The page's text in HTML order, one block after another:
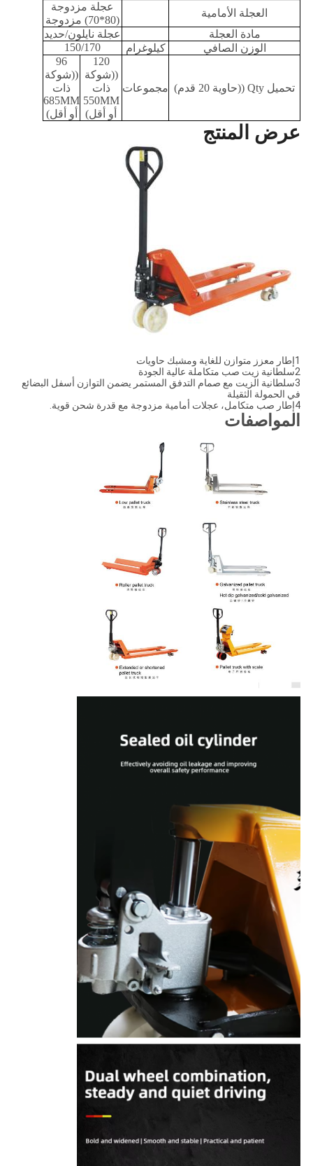
العجلة الأمامية
عجلة مزدوجة
(80*70) مزدوجة
مادة العجلة
عجلة نايلون/حديد
الوزن الصافي
كيلوغرام 150/170
تحميل Qty ((حاوية 20 قدم) مجموعات
120
((شوكة
ذات
550MM
أو أقل)
96
((شوكة
ذات
685MM
أو أقل)
عرض المنتج
1إطار معزز متوازن للغاية ومشبك حاويات
2سلطانية زيت صب متكاملة عالية الجودة
3سلطانية الزيت مع صمام التدفق المستمر يضمن التوازن أسفل البضائع
في الحمولة الثقيلة
4إطار صب متكامل، عجلات أمامية مزدوجة مع قدرة شحن قوية.
المواصفات